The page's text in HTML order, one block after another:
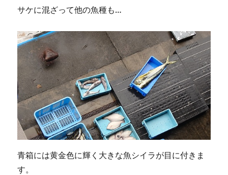
サケに混ざって他の魚種も…
青箱には黄金色に輝く大きな魚シイラが目に付きま
す。